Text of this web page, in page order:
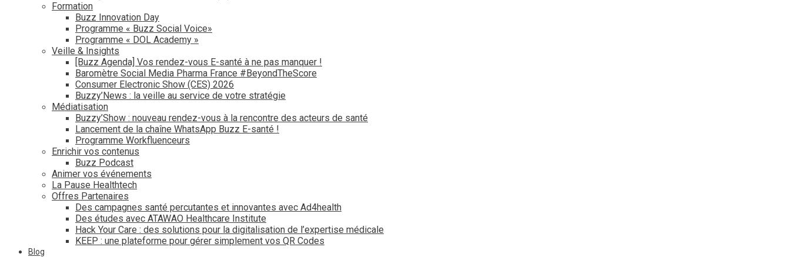
Formation
Buzz Innovation Day
Programme « Buzz Social Voice»
Programme « DOL Academy »
Veille & Insights
[Buzz Agenda] Vos rendez-vous E-santé à ne pas manquer !
Baromètre Social Media Pharma France #BeyondTheScore
Consumer Electronic Show (CES) 2026
Buzzy’News : la veille au service de votre stratégie
Médiatisation
Buzzy’Show : nouveau rendez-vous à la rencontre des acteurs de santé
Lancement de la chaîne WhatsApp Buzz E-santé !
Programme Workfluenceurs
Enrichir vos contenus
Buzz Podcast
Animer vos événements
La Pause Healthtech
Offres Partenaires
Des campagnes santé percutantes et innovantes avec Ad4health
Des études avec ATAWAO Healthcare Institute
Hack Your Care : des solutions pour la digitalisation de l’expertise médicale
KEEP : une plateforme pour gérer simplement vos QR Codes
Blog